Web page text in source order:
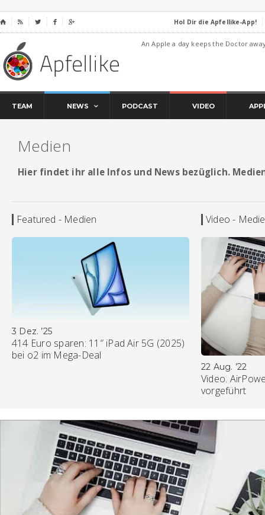
⌂     Hol Dir die Apfellike-App!
An Apple a day keeps the Doctor
TEAM NEWS PODCAST VIDEO
Medien
Hier findet ihr alle Infos und News bezüglich.
Featured - Medien
3 Dez. ’25
414 Euro sparen: 11″ iPad Air 5G (2025)
bei o2 im Mega-Deal
Video -
22 Aug. ’22
Video.
vorgeführt